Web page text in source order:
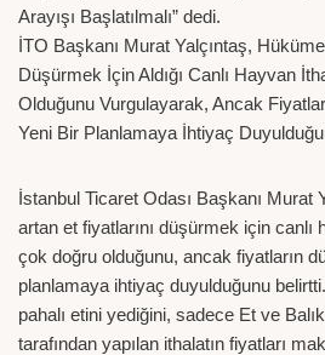
Arayışı Başlatılmalı” dedi.
İTO Başkanı Murat Yalçıntaş,
Düşürmek İçin Aldığı Canlı Hayvan
Olduğunu Vurgulayarak, Ancak
Yeni Bir Planlamaya İhtiyaç
İstanbul Ticaret Odası Başkanı Murat
artan et fiyatlarını düşürmek için canlı
çok doğru olduğunu, ancak fiyatların
planlamaya ihtiyaç duyulduğunu
pahalı etini yediğini, sadece Et ve
tarafından yapılan ithalatın fiyatları